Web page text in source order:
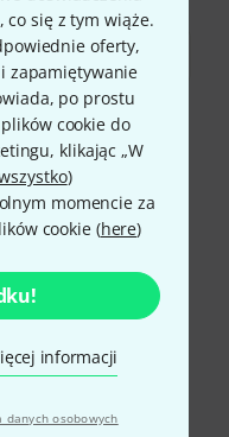
co się z tym wiąże.
oferty,
zapamiętywanie
po prostu
cookie do
klikając „W
)
momencie za
cookie (here)
informacji
danych osobowych
Przelew